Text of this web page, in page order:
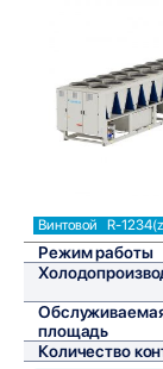
Винтовой R-
Режим работы
площадь
Количество